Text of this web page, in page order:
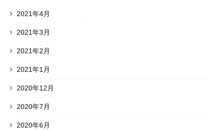
2021年4月
2021年3月
2021年2月
2021年1月
2020年12月
2020年7月
2020年6月